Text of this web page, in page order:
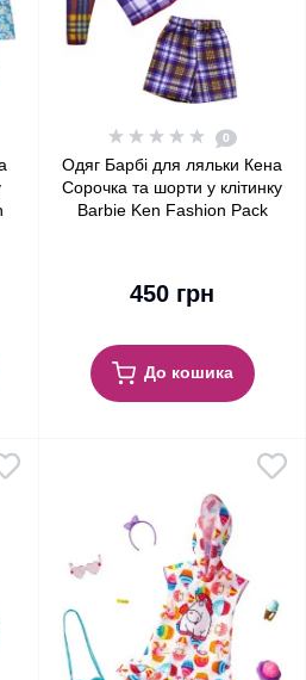
0
Одяг Барбі для ляльки Кена
Сорочка та шорти у клітинку
Barbie Ken Fashion Pack
450 грн
До кошика